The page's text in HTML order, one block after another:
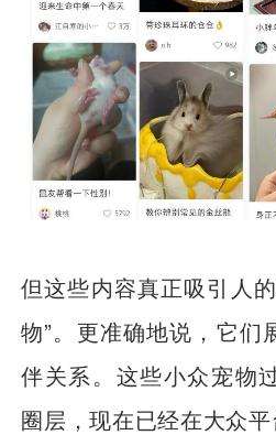
但这些内容真正吸引人
物”。更准确地说，它们
伴关系。这些小众宠物
圈层，现在已经在大众平